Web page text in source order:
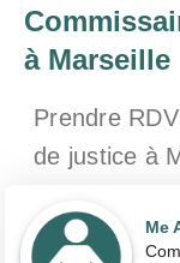
à Marseille
Prendre
de justice à
Me